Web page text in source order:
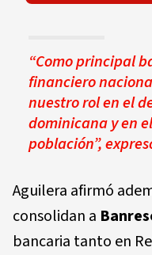
“Como principal
financiero
nuestro rol en el
dominicana y en
población”,
Aguilera afirmó
consolidan a
bancaria tanto en